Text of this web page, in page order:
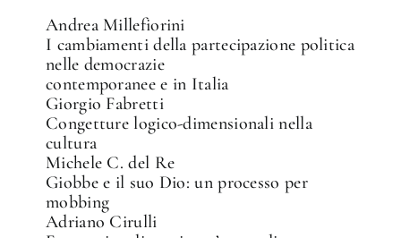
Andrea Millefiorini
I cambiamenti della partecipazione politica
nelle democrazie
contemporanee e in Italia
Giorgio Fabretti
Congetture logico-dimensionali nella
cultura
Michele C. del Re
Giobbe e il suo Dio: un processo per
mobbing
Adriano Cirulli